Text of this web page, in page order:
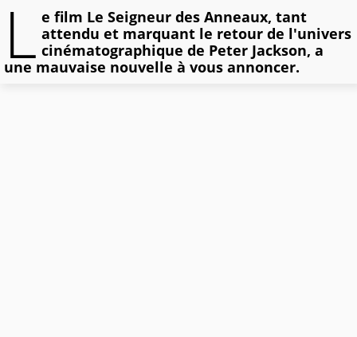
L e film Le Seigneur des Anneaux, tant
attendu et marquant le retour de l'univers
cinématographique de Peter Jackson, a
une mauvaise nouvelle à vous annoncer.